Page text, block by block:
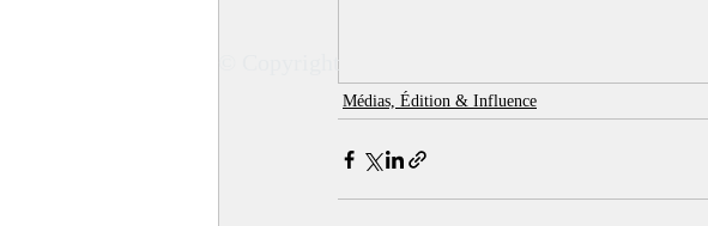
Médias, Édition & Influence
© Copyright